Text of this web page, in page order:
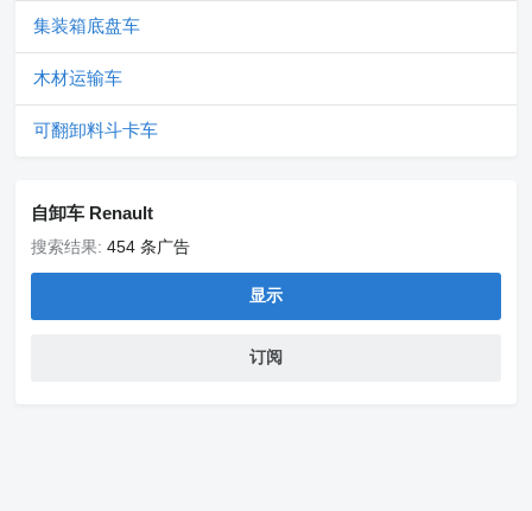
集装箱底盘车
木材运输车
可翻卸料斗卡车
自卸车 Renault
搜索结果: 454 条广告
显示
订阅